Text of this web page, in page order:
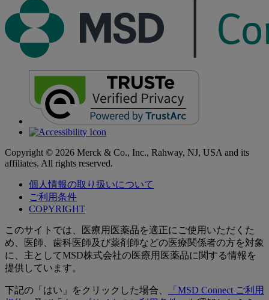
Copyright © 2026 Merck & Co., Inc., Rahway, NJ, USA and its
affiliates. All rights reserved.
個人情報の取り扱いについて
ご利用条件
COPYRIGHT
このサイトでは、医療用医薬品を適正にご使用いただくた
め、医師、歯科医師及び薬剤師などの医療関係者の方を対象
に、主としてMSD株式会社の医療用医薬品に関する情報を
提供しています。
下記の「はい」をクリックした場合、
「MSD Connect ご利用